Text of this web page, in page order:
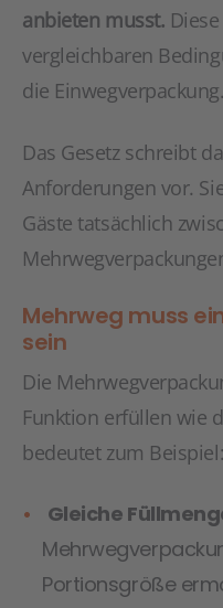
anbieten musst.
vergleichbaren
die Einwegverpackung.
Das Gesetz schreibt
Anforderungen vor.
Gäste tatsächlich
Mehrweg muss
sein
Die
Funktion erfüllen wie
bedeutet zum Beispiel:
Gleiche
Portionsgröße